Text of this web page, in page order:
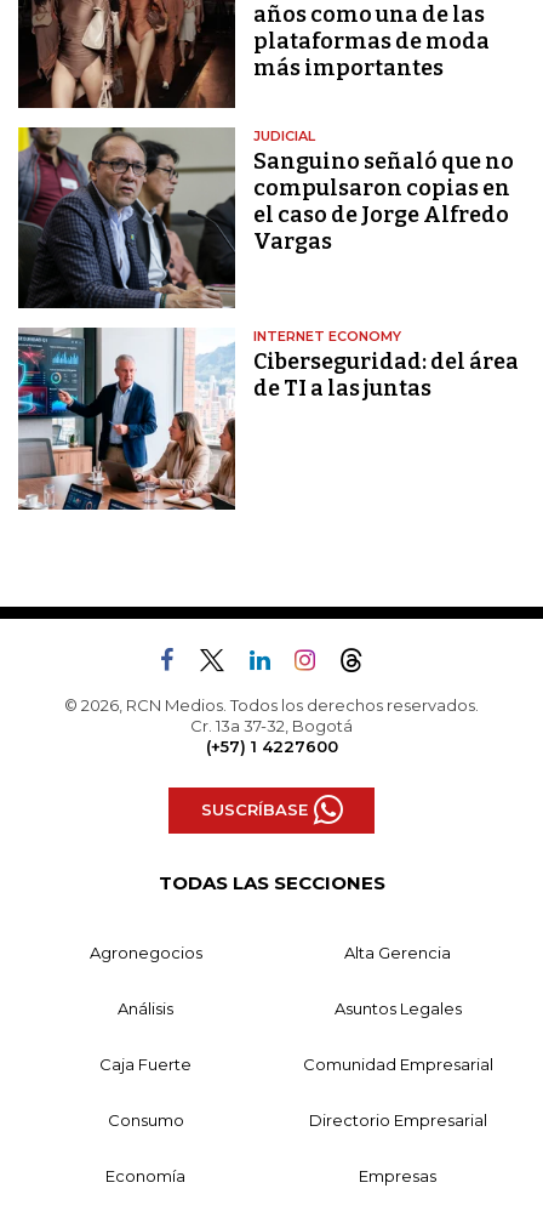
años como una de las
plataformas de moda
más importantes
JUDICIAL
Sanguino señaló que no
compulsaron copias en
el caso de Jorge Alfredo
Vargas
INTERNET ECONOMY
Ciberseguridad: del área
de TI a las juntas
© 2026, RCN Medios. Todos los derechos reservados.
Cr. 13a 37-32, Bogotá
(+57) 1 4227600
SUSCRÍBASE
TODAS LAS SECCIONES
Agronegocios Alta Gerencia
Análisis Asuntos Legales
Caja Fuerte Comunidad Empresarial
Consumo Directorio Empresarial
Economía Empresas